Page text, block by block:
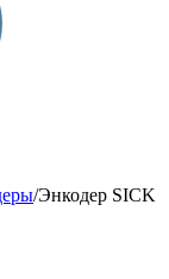
/Энкодер SICK